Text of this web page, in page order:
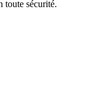
toute sécurité.